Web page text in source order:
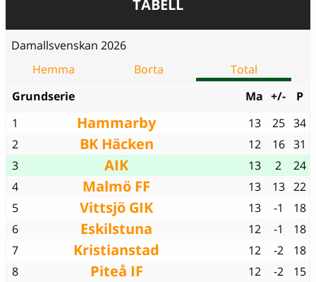
TABELL
Damallsvenskan 2026
Hemma
Borta
Total
Grundserie
Ma +/-
P
1
Hammarby 13 25 34
2
BK Häcken 12 16 31
3
AIK 13 2
24
4
Malmö FF 13 13 22
5
Vittsjö GIK 13 -1
18
6
Eskilstuna 12 -1
18
7
Kristianstad 12 -2
18
8
Piteå IF 12 -2
15